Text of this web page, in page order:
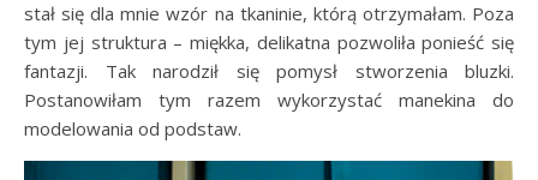
stał się dla mnie wzór na tkaninie, którą otrzymałam. Poza
tym jej struktura – miękka, delikatna pozwoliła ponieść się
fantazji. Tak narodził się pomysł stworzenia bluzki.
Postanowiłam tym razem wykorzystać manekina do
modelowania od podstaw.